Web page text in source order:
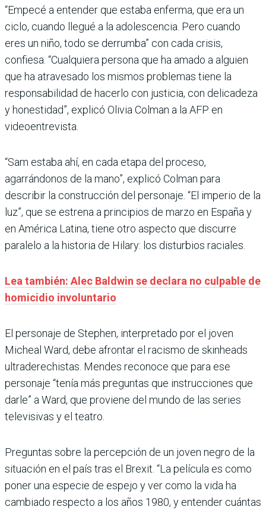
“Empecé a entender que estaba enferma, que era un
ciclo, cuando llegué a la adolescencia. Pero cuando
eres un niño, todo se derrumba” con cada crisis,
confiesa. “Cualquiera persona que ha amado a alguien
que ha atravesado los mismos problemas tiene la
responsabilidad de hacerlo con justicia, con delicadeza
y honestidad”, explicó Olivia Colman a la AFP en
videoentrevista.
“Sam estaba ahí, en cada etapa del proceso,
agarrándonos de la mano”, explicó Colman para
describir la construcción del personaje. “El imperio de la
luz”, que se estrena a principios de marzo en España y
en América Latina, tiene otro aspecto que discurre
paralelo a la historia de Hilary: los disturbios raciales.
Lea también: Alec Baldwin se declara no culpable de
homicidio involuntario
El personaje de Stephen, interpretado por el joven
Micheal Ward, debe afrontar el racismo de skinheads
ultraderechistas. Mendes reconoce que para ese
personaje “tenía más preguntas que instrucciones que
darle” a Ward, que proviene del mundo de las series
televisivas y el teatro.
Preguntas sobre la percepción de un joven negro de la
situación en el país tras el Brexit. “La película es como
poner una especie de espejo y ver como la vida ha
cambiado respecto a los años 1980, y entender cuántas